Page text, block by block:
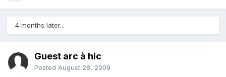
4 months later...
Guest arc à hic
Posted August 28, 2009